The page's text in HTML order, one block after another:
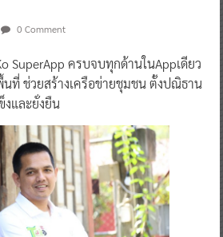
0 Comment
SuperApp ครบจบทุกด้านในAppเดียว
นที่ ช่วยสร้างเครือข่ายชุมชน ตั้งปณิธาน
งและยั่งยืน